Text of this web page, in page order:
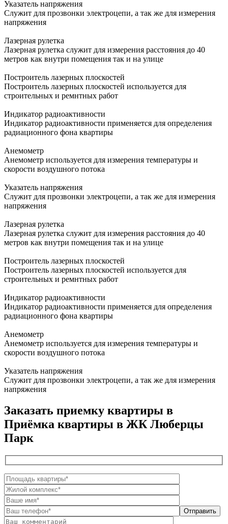
Указатель напряжения
Служит для прозвонки электроцепи, а так же для измерения
напряжения
Лазерная рулетка
Лазерная рулетка служит для измерения расстояния до 40
метров как внутри помещения так и на улице
Построитель лазерных плоскостей
Построитель лазерных плоскостей используется для
строительных и ремнтных работ
Индикатор радиоактивности
Индикатор радиоактивности применяется для определения
радиационного фона квартиры
Анемометр
Анемометр используется для измерения температуры и
скорости воздушного потока
Указатель напряжения
Служит для прозвонки электроцепи, а так же для измерения
напряжения
Лазерная рулетка
Лазерная рулетка служит для измерения расстояния до 40
метров как внутри помещения так и на улице
Построитель лазерных плоскостей
Построитель лазерных плоскостей используется для
строительных и ремнтных работ
Индикатор радиоактивности
Индикатор радиоактивности применяется для определения
радиационного фона квартиры
Анемометр
Анемометр используется для измерения температуры и
скорости воздушного потока
Указатель напряжения
Служит для прозвонки электроцепи, а так же для измерения
напряжения
Заказать приемку квартиры в
Приёмка квартиры в ЖК Люберцы
Парк